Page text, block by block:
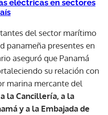
eléctricas en sectores
del sector marítimo
panameña presentes en
aseguró que Panamá
su relación con
marina mercante del
la Cancillería, a la
y a la Embajada de